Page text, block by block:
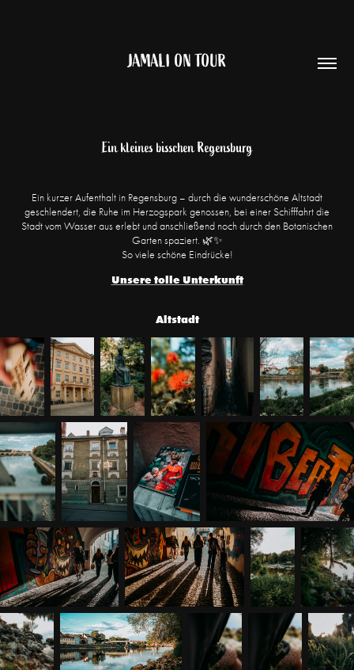
JAMALI ON TOUR
Ein kleines bisschen Regensburg
Ein kurzer Aufenthalt in Regensburg – durch die wunderschöne Altstadt
geschlendert, die Ruhe im Herzogspark genossen, bei einer Schifffahrt die
Stadt vom Wasser aus erlebt und anschließend noch durch den Botanischen
Garten spaziert. 🌿✨
So viele schöne Eindrücke!
Unsere tolle Unterkunft
Altstadt